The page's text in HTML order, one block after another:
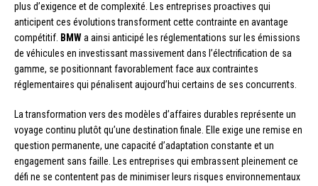
plus d’exigence et de complexité. Les entreprises proactives qui
anticipent ces évolutions transforment cette contrainte en avantage
compétitif. BMWa ainsi anticipé les réglementations sur les émissions
de véhicules en investissant massivement dans l’électrification de sa
gamme, se positionnant favorablement face aux contraintes
réglementaires qui pénalisent aujourd’hui certains de ses concurrents.
La transformation vers des modèles d’affaires durables représente un
voyage continu plutôt qu’une destination finale. Elle exige une remise en
question permanente, une capacité d’adaptation constante et un
engagement sans faille. Les entreprises qui embrassent pleinement ce
défi ne se contentent pas de minimiser leurs risques environnementaux